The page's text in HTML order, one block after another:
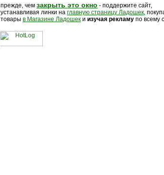
прежде, чем закрыть это окно - поддержите сайт,
устанавливая линки на главную страницу Ладошек,
товары в Магазине Ладошек и изучая рекламу по всему